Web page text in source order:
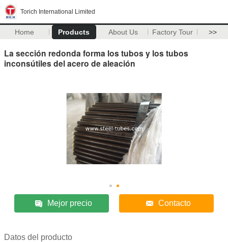
Torich International Limited
Home Products About Us Factory Tour >>
La sección redonda forma los tubos y los tubos
inconsútiles del acero de aleación
Mejor precio Contacto
Datos del producto